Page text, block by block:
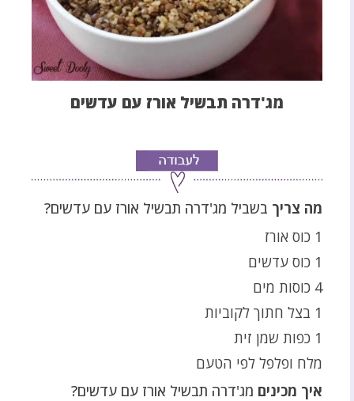
מג'דרה תבשיל אורז עם עדשים
מה צריך בשביל מג'דרה תבשיל אורז עם עדשים?
1 כוס אורז
1 כוס עדשים
4 כוסות מים
1 בצל חתוך לקוביות
1 כפות שמן זית
מלח ופלפל לפי הטעם
איך מכינים מג'דרה תבשיל אורז עם עדשים?